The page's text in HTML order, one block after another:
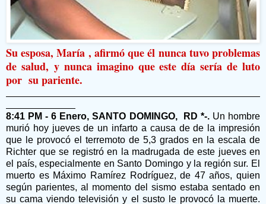
Su esposa, María , afirmó que él nunca tuvo problemas
de salud, y nunca imagino que este día sería de luto
por su pariente.
8:41 PM - 6 Enero, SANTO DOMINGO, RD *-.Un hombre
murió hoy jueves de un infarto a causa de de la impresión
que le provocó el terremoto de 5,3 grados en la escala de
Richter que se registró en la madrugada de este jueves en
el país, especialmente en Santo Domingo y la región sur. El
muerto es Máximo Ramírez Rodríguez, de 47 años, quien
según parientes, al momento del sismo estaba sentado en
su cama viendo televisión y el susto le provocó la muerte.